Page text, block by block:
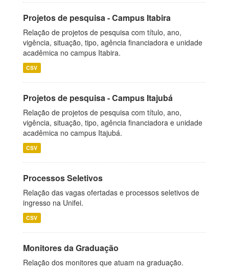
Projetos de pesquisa - Campus Itabira
Relação de projetos de pesquisa com título, ano,
vigência, situação, tipo, agência financiadora e unidade
acadêmica no campus Itabira.
CSV
Projetos de pesquisa - Campus Itajubá
Relação de projetos de pesquisa com título, ano,
vigência, situação, tipo, agência financiadora e unidade
acadêmica no campus Itajubá.
CSV
Processos Seletivos
Relação das vagas ofertadas e processos seletivos de
ingresso na Unifei.
CSV
Monitores da Graduação
Relação dos monitores que atuam na graduação.